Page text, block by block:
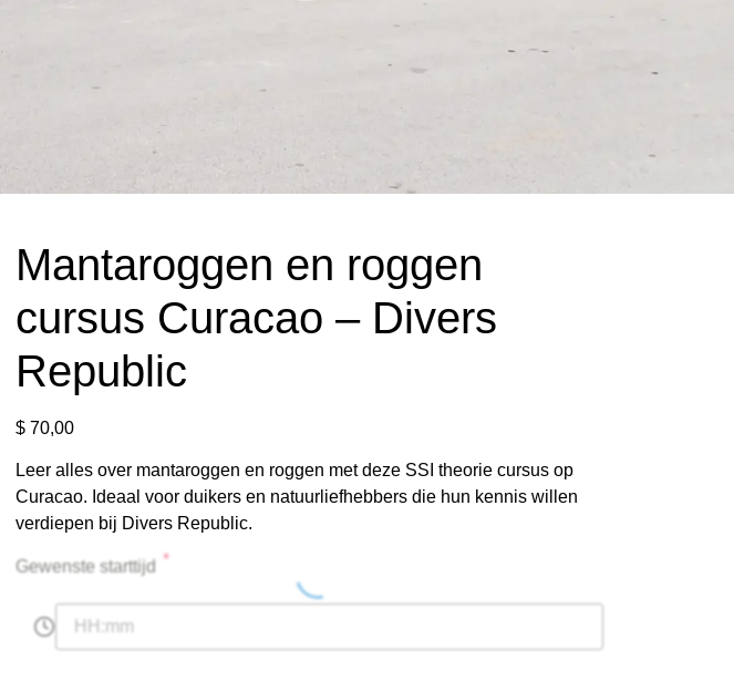
Mantaroggen en roggen
cursus Curacao – Divers
Republic
$70,00
Leer alles over mantaroggen en roggen met deze SSI theorie cursus op
Curacao. Ideaal voor duikers en natuurliefhebbers die hun kennis willen
verdiepen bij Divers Republic.
Gewenste starttijd *